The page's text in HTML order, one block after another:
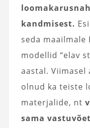
kandmisest.
seda maailmale
modellid “elav
aastal. Viimasel
olnud ka teiste
materjalide, nt
sama